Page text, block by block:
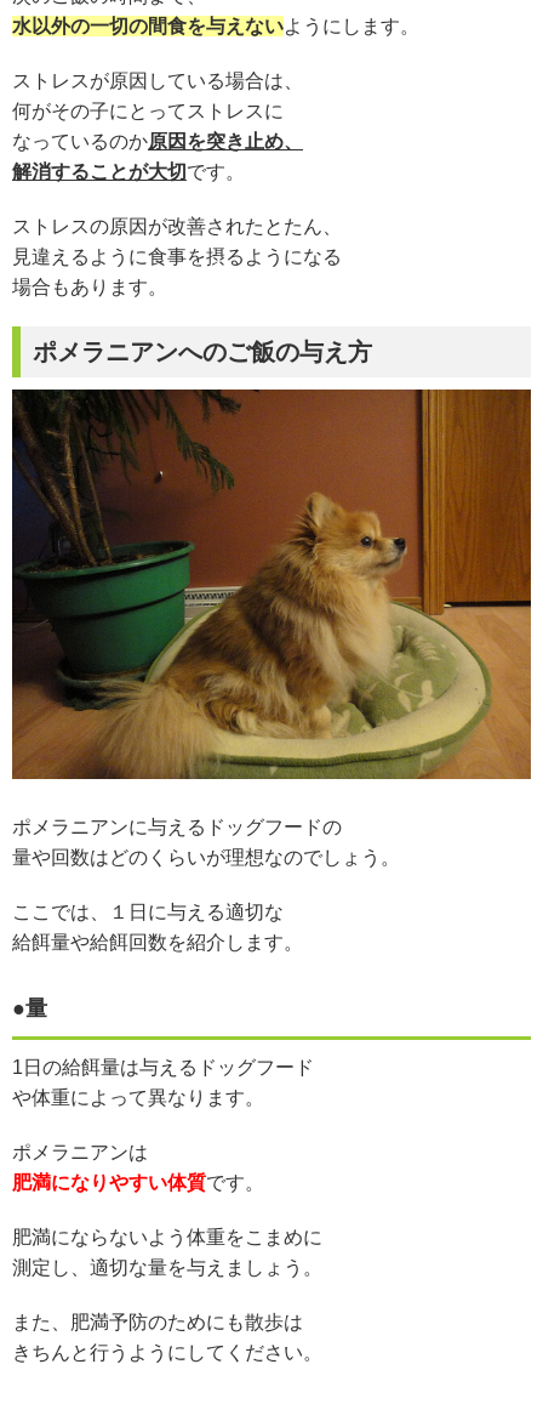
水以外の一切の間食を与えないようにします。
ストレスが原因している場合は、
何がその子にとってストレスに
なっているのか原因を突き止め、
解消することが大切 です。
ストレスの原因が改善されたとたん、
見違えるように食事を摂るようになる
場合もあります。
ポメラニアンへのご飯の与え方
ポメラニアンに与えるドッグフードの
量や回数はどのくらいが理想なのでしょう。
ここでは、１日に与える適切な
給餌量や給餌回数を紹介します。
●量
1日の給餌量は与えるドッグフード
や体重によって異なります。
ポメラニアンは
肥満になりやすい体質です。
肥満にならないよう体重をこまめに
測定し、適切な量を与えましょう。
また、肥満予防のためにも散歩は
きちんと行うようにしてください。